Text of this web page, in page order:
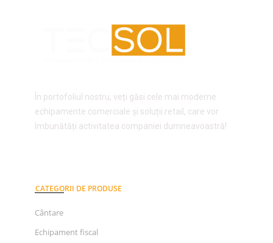
În portofoliul nostru, veți găsi cele mai moderne
echipamente comerciale și soluții retail, care vor
îmbunătăți activitatea companiei dumneavoastră!
CATEGORII DE PRODUSE
Cântare
Echipament fiscal